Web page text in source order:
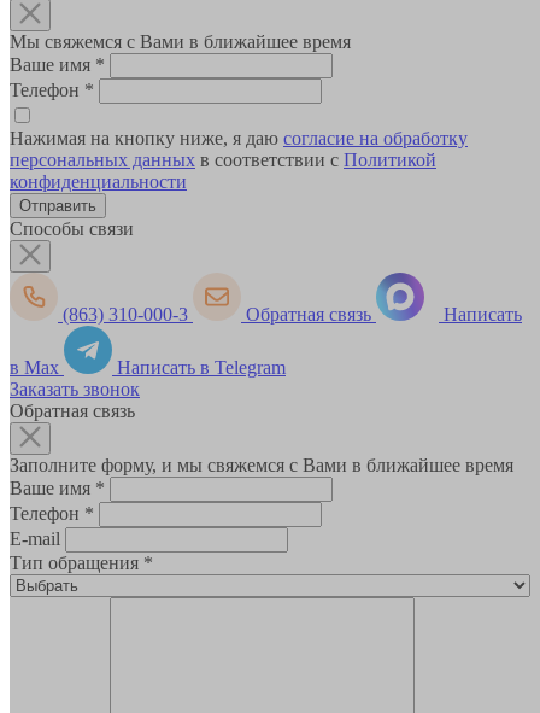
Мы свяжемся с Вами в ближайшее время
Ваше имя *
Телефон *
Нажимая на кнопку ниже, я даю согласие на обработку
персональных данных в соответствии с Политикой
конфиденциальности
Способы связи
(863) 310-000-3 Обратная связь Написать
в Max
Написать в Telegram
Заказать звонок
Обратная связь
Заполните форму, и мы свяжемся с Вами в ближайшее время
Ваше имя *
Телефон *
E-mail
Тип обращения *